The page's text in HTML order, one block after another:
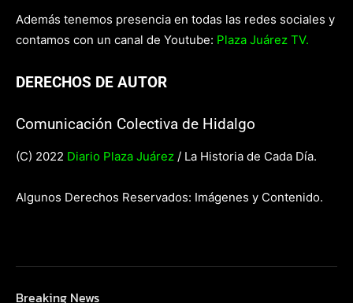
Además tenemos presencia en todas las redes sociales y
contamos con un canal de Youtube: Plaza Juárez TV.
DERECHOS DE AUTOR
Comunicación Colectiva de Hidalgo
(C) 2022 Diario Plaza Juárez / La Historia de Cada Día.
Algunos Derechos Reservados: Imágenes y Contenido.
Breaking News